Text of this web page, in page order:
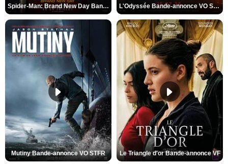
Spider-Man: Brand New Day Bande-annonce VO STFR L'Odyssée Bande-annonce VO STFR
Mutiny Bande-annonce VO STFR Le Triangle d'or Bande-annonce VF